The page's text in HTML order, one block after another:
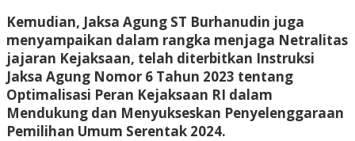
Kemudian, Jaksa Agung ST Burhanudin juga
menyampaikan dalam rangka menjaga Netralitas
jajaran Kejaksaan, telah diterbitkan Instruksi
Jaksa Agung Nomor 6 Tahun 2023 tentang
Optimalisasi Peran Kejaksaan RI dalam
Mendukung dan Menyukseskan Penyelenggaraan
Pemilihan Umum Serentak 2024.